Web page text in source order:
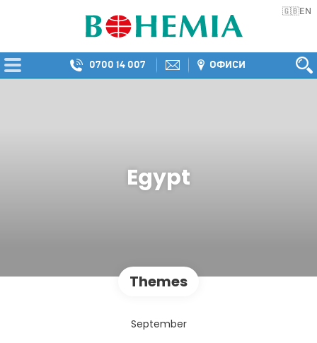
🇬🇧EN
0700 14 007 ОФИСИ
Egypt
Themes
September